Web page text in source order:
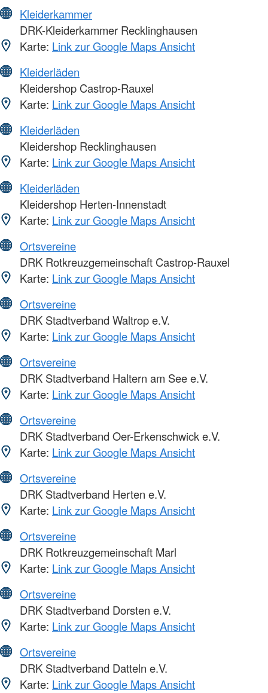
Kleiderkammer
DRK-Kleiderkammer Recklinghausen
Karte: Link zur Google Maps Ansicht
Kleiderläden
Kleidershop Castrop-Rauxel
Karte: Link zur Google Maps Ansicht
Kleiderläden
Kleidershop Recklinghausen
Karte: Link zur Google Maps Ansicht
Kleiderläden
Kleidershop Herten-Innenstadt
Karte: Link zur Google Maps Ansicht
Ortsvereine
DRK Rotkreuzgemeinschaft Castrop-Rauxel
Karte: Link zur Google Maps Ansicht
Ortsvereine
DRK Stadtverband Waltrop e.V.
Karte: Link zur Google Maps Ansicht
Ortsvereine
DRK Stadtverband Haltern am See e.V.
Karte: Link zur Google Maps Ansicht
Ortsvereine
DRK Stadtverband Oer-Erkenschwick e.V.
Karte: Link zur Google Maps Ansicht
Ortsvereine
DRK Stadtverband Herten e.V.
Karte: Link zur Google Maps Ansicht
Ortsvereine
DRK Rotkreuzgemeinschaft Marl
Karte: Link zur Google Maps Ansicht
Ortsvereine
DRK Stadtverband Dorsten e.V.
Karte: Link zur Google Maps Ansicht
Ortsvereine
DRK Stadtverband Datteln e.V.
Karte: Link zur Google Maps Ansicht